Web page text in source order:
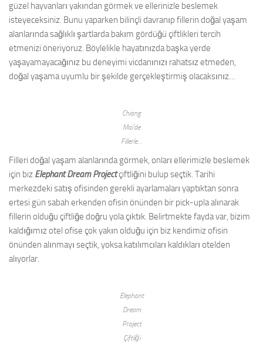
güzel hayvanları yakından görmek ve ellerinizle beslemek
isteyeceksiniz. Bunu yaparken bilinçli davranıp fillerin doğal yaşam
alanlarında sağlıklı şartlarda bakım gördüğü çiftlikleri tercih
etmenizi öneriyoruz. Böylelikle hayatınızda başka yerde
yaşayamayacağınız bu deneyimi vicdanınızı rahatsız etmeden,
doğal yaşama uyumlu bir şekilde gerçekleştirmiş olacaksınız…
Chiang
Mai’de
Fillerle…
Filleri doğal yaşam alanlarında görmek, onları ellerimizle beslemek
için biz Elephant Dream Projectçiftliğini bulup seçtik. Tarihi
merkezdeki satış ofisinden gerekli ayarlamaları yaptıktan sonra
ertesi gün sabah erkenden ofisin önünden bir pick-upla alınarak
fillerin olduğu çiftliğe doğru yola çıktık. Belirtmekte fayda var, bizim
kaldığımız otel ofise çok yakın olduğu için biz kendimiz ofisin
önünden alınmayı seçtik, yoksa katılımcıları kaldıkları otelden
alıyorlar.
Elephant
Dream
Project
Çiftliği